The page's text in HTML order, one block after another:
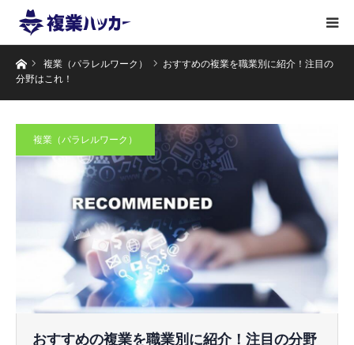
ホーム複業（パラレルワーク）
おすすめの複業を職業別に紹介！注目の
分野はこれ！
複業（パラレルワーク）
おすすめの複業を職業別に紹介！注目の分野